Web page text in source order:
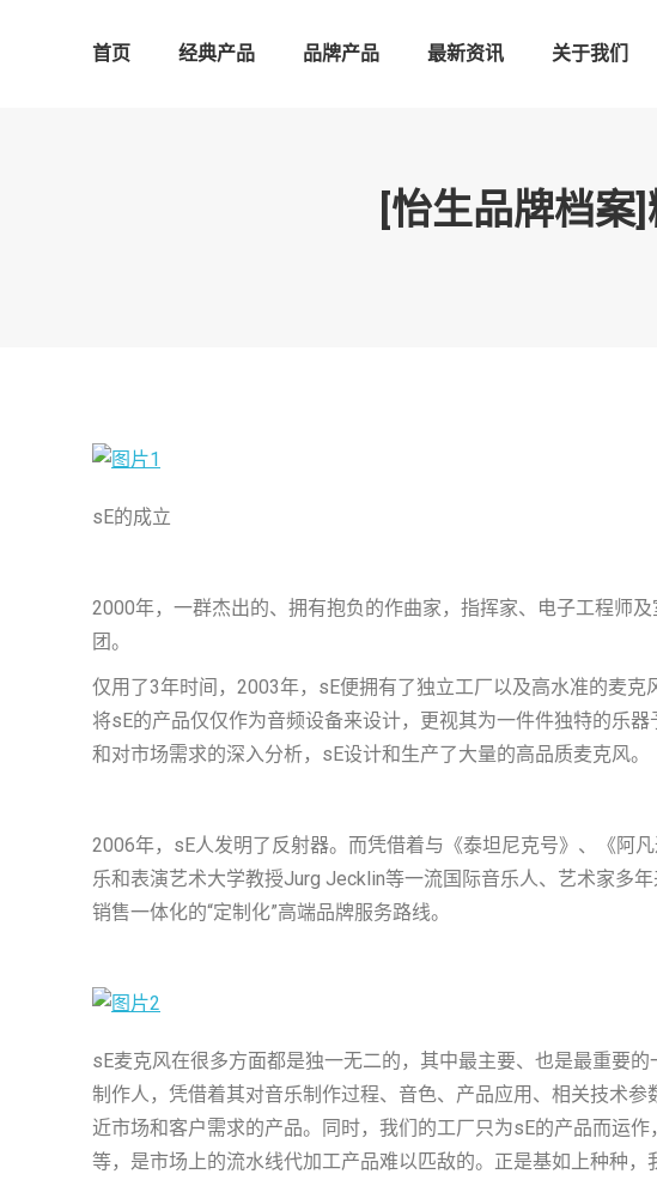
首页 经典产品 品牌产品 最新资讯 关于我们
[怡生品牌档案
sE的成立
2000年，一群杰出的、拥有抱负的作曲家，指挥家、电子工程师
团。
仅用了3年时间，2003年，sE便拥有了独立工厂以及高水准的麦
将sE的产品仅仅作为音频设备来设计，更视其为一件件独特的乐
和对市场需求的深入分析，sE设计和生产了大量的高品质麦克风。
2006年，sE人发明了反射器。而凭借着与《泰坦尼克号》、《阿
乐和表演艺术大学教授Jurg Jecklin等一流国际音乐人、艺术家多
销售一体化的“定制化”高端品牌服务路线。
sE麦克风在很多方面都是独一无二的，其中最主要、也是最重要
制作人，凭借着其对音乐制作过程、音色、产品应用、相关技术
近市场和客户需求的产品。同时，我们的工厂只为sE的产品而运
等，是市场上的流水线代加工产品难以匹敌的。正是基如上种种